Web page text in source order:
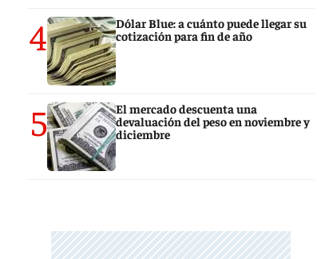
4
Dólar Blue: a cuánto puede llegar su
cotización para fin de año
5
El mercado descuenta una
devaluación del peso en noviembre y
diciembre